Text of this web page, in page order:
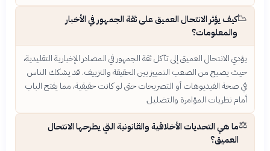
📉كيف يؤثر الانتحال العميق على ثقة الجمهور في الأخبار
والمعلومات؟
يؤدي الانتحال العميق إلى تآكل ثقة الجمهور في المصادر الإخبارية التقليدية،
حيث يصبح من الصعب التمييز بين الحقيقة والتزييف. قد يشكك الناس
في صحة الفيديوهات أو التصريحات حتى لو كانت حقيقية، مما يفتح الباب
أمام نظريات المؤامرة والتضليل.
⚖️ما هي التحديات الأخلاقية والقانونية التي يطرحها الانتحال
العميق؟